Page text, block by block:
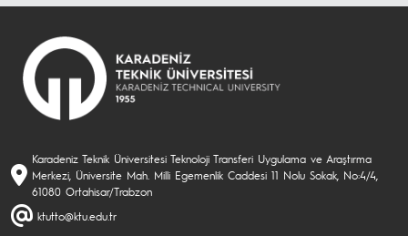
Karadeniz Teknik Üniversitesi Teknoloji Transferi Uygulama ve Araştırma
Merkezi, Üniversite Mah. Milli Egemenlik Caddesi 11 Nolu Sokak, No:4/4,
61080 Ortahisar/Trabzon
ktutto@ktu.edu.tr